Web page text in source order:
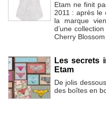
Etam ne finit
2011 : après le
la marque
d’une
Cherry Blossom
Les secrets
Etam
De jolis
des boîtes en